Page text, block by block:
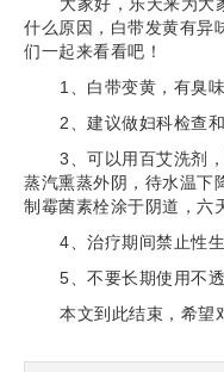
什么原因，白带发黄有异
们一起来看看吧！
1、白带变黄，有臭
2、建议做妇科检查
3、可以用百艾洗剂
蒸汽熏蒸外阴，待水温下
制霉菌素栓涂于阴道，六
4、治疗期间禁止性
5、不要长期使用不
本文到此结束，希望